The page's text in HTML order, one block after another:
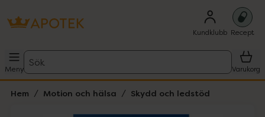
Kundklubb Recept
Meny
Sök
Varukorg
Hem Motion och hälsa Skydd och ledstöd